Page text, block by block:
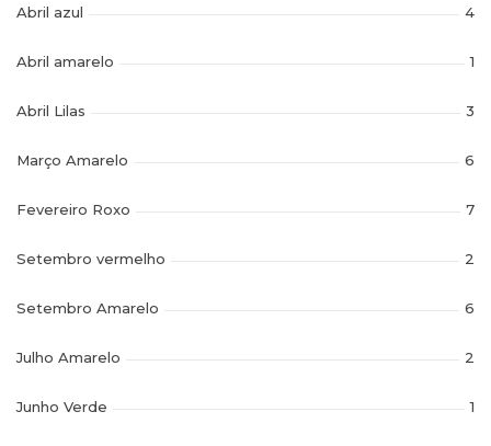
Abril azul 4
Abril amarelo 1
Abril Lilas 3
Março Amarelo 6
Fevereiro Roxo 7
Setembro vermelho 2
Setembro Amarelo 6
Julho Amarelo 2
Junho Verde 1